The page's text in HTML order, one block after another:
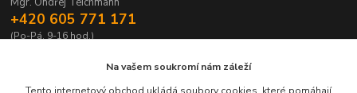
+420 605 771 171
(Po-Pá, 9-16 hod.)
eshop@prajzskarepublika.czNa vašem soukromí nám záleží